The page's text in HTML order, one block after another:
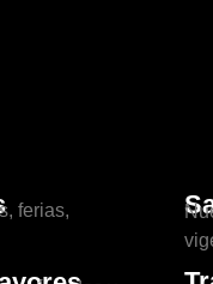
ferias,